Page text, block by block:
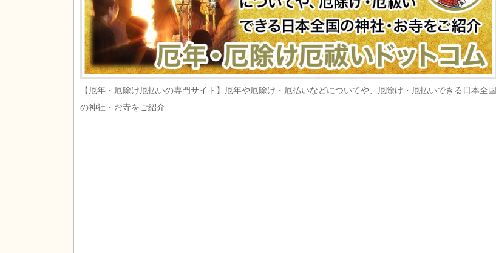
【厄年・厄除け厄払いの専門サイト】厄年や厄除け・厄払いなどについてや、厄除け・厄払いできる日本全国
の神社・お寺をご紹介